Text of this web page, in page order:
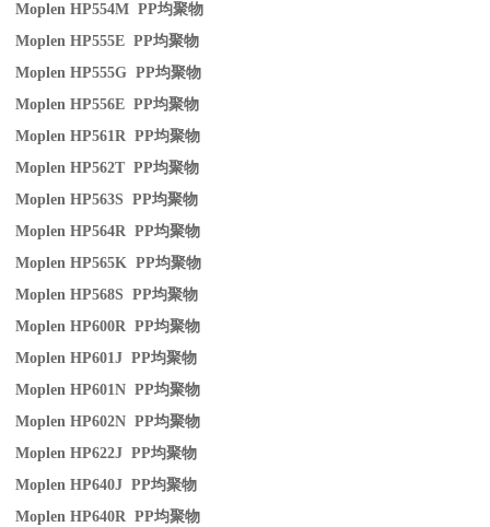
Moplen HP554M PP均聚物
Moplen HP555E PP均聚物
Moplen HP555G PP均聚物
Moplen HP556E PP均聚物
Moplen HP561R PP均聚物
Moplen HP562T PP均聚物
Moplen HP563S PP均聚物
Moplen HP564R PP均聚物
Moplen HP565K PP均聚物
Moplen HP568S PP均聚物
Moplen HP600R PP均聚物
Moplen HP601J PP均聚物
Moplen HP601N PP均聚物
Moplen HP602N PP均聚物
Moplen HP622J PP均聚物
Moplen HP640J PP均聚物
Moplen HP640R PP均聚物